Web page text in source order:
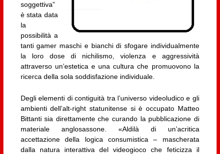
soggettiva”
è stata data
la
possibilità a
tanti gamer maschi e bianchi di sfogare individualmente
la loro dose di nichilismo, violenza e aggressività
attraverso un’estetica e una cultura che promuovono la
ricerca della sola soddisfazione individuale.
Degli elementi di contiguità tra l’universo videoludico e gli
ambienti dell’alt-right statunitense si è occupato Matteo
Bittanti sia direttamente che curando la pubblicazione di
materiale anglosassone. «Aldilà di un’acritica
accettazione della logica consumistica – mascherata
dalla natura interattiva del videogioco che feticizza il